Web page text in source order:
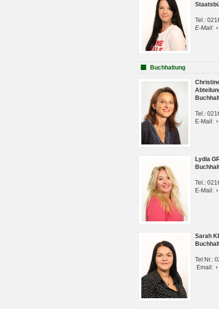
Tel.:
E-Mail:
Buchhaltung
Tel.:
E-Mail:
Lydia
Tel.:
E-Mail:
Sarah
Tel:Nr.:
Email: